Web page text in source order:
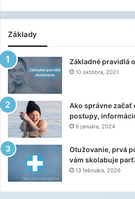
Základy
Základné pravidlá
10 októbra, 2021
Ako správne začať
postupy,
9 januára, 2024
Otužovanie, prvá
vám skolabuje
13 februára, 2026